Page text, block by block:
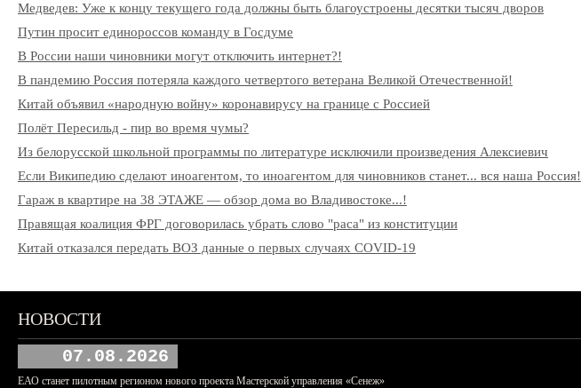
Медведев: Уже к концу текущего года должны быть благоустроены десятки тысяч дворов
Путин просит единороссов команду в Госдуме
В России наши чиновники могут отключить интернет?!
В пандемию Россия потеряла каждого четвертого ветерана Великой Отечественной!
Китай объявил «народную войну» коронавирусу на границе с Россией
Полёт Пересильд - пир во время чумы?
Из белорусской школьной программы по литературе исключили произведения Алексиевич
Если Википедию сделают иноагентом, то иноагентом для чиновников станет... вся наша Россия!
Гараж в квартире на 38 ЭТАЖЕ — обзор дома во Владивостоке...!
Правящая коалиция ФРГ договорилась убрать слово "раса" из конституции
Китай отказался передать ВОЗ данные о первых случаях COVID-19
НОВОСТИ
07.08.2026
ЕАО станет пилотным регионом нового проекта Мастерской управления «Сенеж»